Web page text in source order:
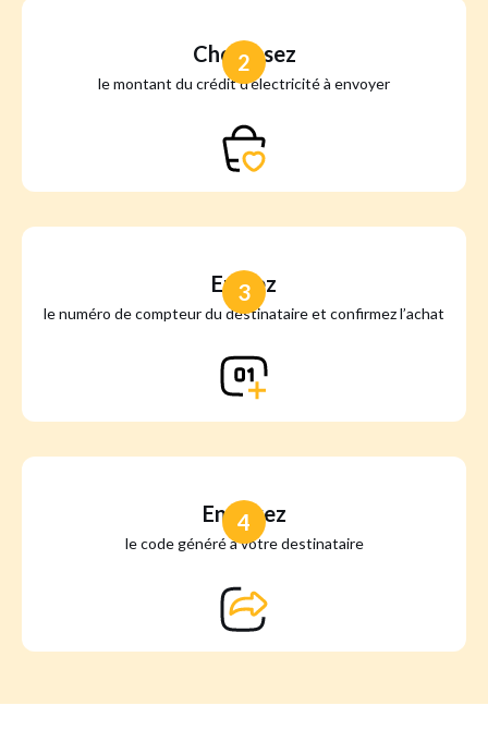
Choisissez
le montant du crédit d'électricité à envoyer
2
Entrez
le numéro de compteur du destinataire et confirmez l’achat
3
Envoyez
le code généré à votre destinataire
4